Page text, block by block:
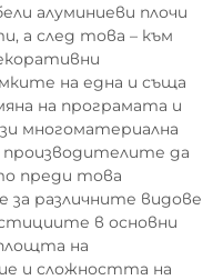
алуминиеви плочи
а след това – към
на една и съща
на програмата и
многоматериална
производителите да
преди това
за различните видове
в основни
на
и сложността на